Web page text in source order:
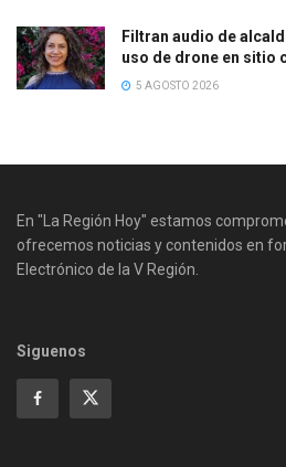
Filtran audio de
uso de drone en sitio
5 AGOSTO 2026
En "La Región Hoy" estamos
ofrecemos noticias y contenidos en
Electrónico de la V Región.
Siguenos